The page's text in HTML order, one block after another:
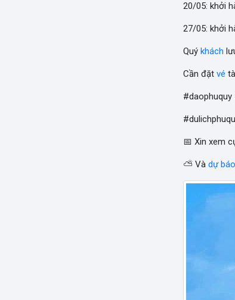
20/05: khởi
27/05: khởi
Quý khách
Cần đặt vé
#daophuquy
📅 Xin xem
⛅ Và dự